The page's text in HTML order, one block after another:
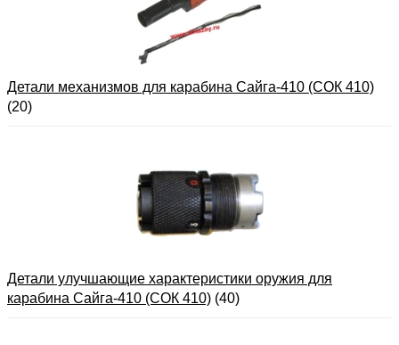
Детали механизмов для карабина Сайга-410 (СОК 410)
(20)
Детали улучшающие характеристики оружия для
карабина Сайга-410 (СОК 410) (40)